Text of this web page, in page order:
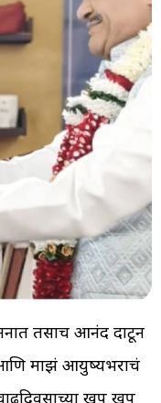
तसाच आनंद दाटून
आणि माझं आयुष्यभराचं
खूप खूप